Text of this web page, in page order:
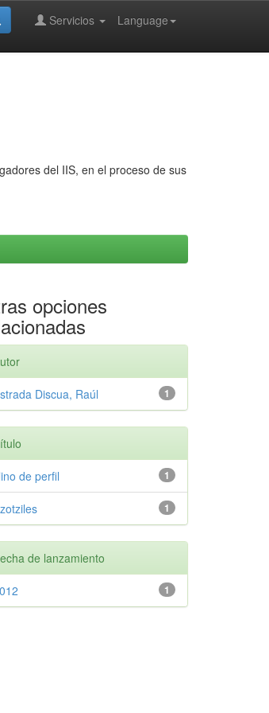
Language
Servicios
del IIS, en el proceso de sus
opciones
1
Discua, Raúl
1
de perfil
1
de lanzamiento
1